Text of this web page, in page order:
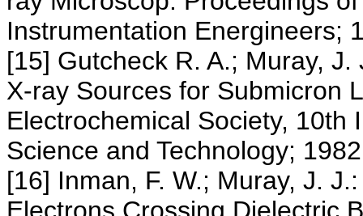
Instrumentation Energineers;
[15] Gutcheck R. A.; Muray,
X-ray Sources for Submicron
Electrochemical Society, 10th
Science and Technology;
[16] Inman, F. W.; Muray, J.